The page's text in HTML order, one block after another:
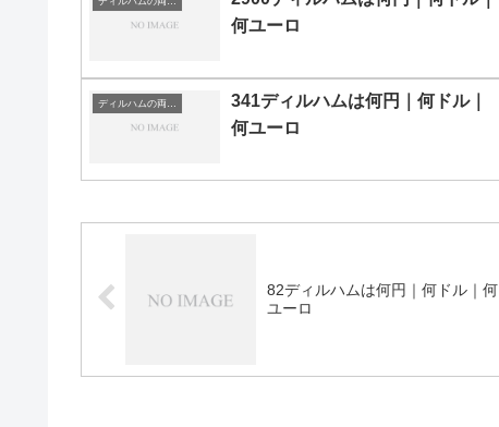
何ユーロ
341ディルハムは何円｜何ドル｜
何ユーロ
82ディルハムは何円｜何ドル｜何
ユーロ